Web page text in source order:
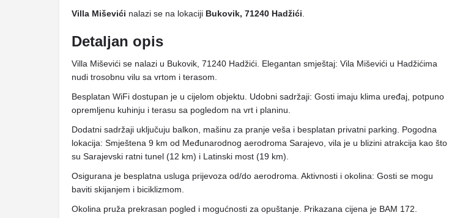
Villa Miševići nalazi se na lokaciji Bukovik, 71240 Hadžići
Detaljan opis
Villa Miševići se nalazi u Bukovik, 71240 Hadžići. Elegantan smještaj: Vila Miševići u Hadžićima
nudi trosobnu vilu sa vrtom i terasom.
Besplatan WiFi dostupan je u cijelom objektu. Udobni sadržaji: Gosti imaju klima uređaj, potpuno
opremljenu kuhinju i terasu sa pogledom na vrt i planinu.
Dodatni sadržaji uključuju balkon, mašinu za pranje veša i besplatan privatni parking. Pogodna
lokacija: Smještena 9 km od Međunarodnog aerodroma Sarajevo, vila je u blizini atrakcija kao što
su Sarajevski ratni tunel (12 km) i Latinski most (19 km).
Osigurana je besplatna usluga prijevoza od/do aerodroma. Aktivnosti i okolina: Gosti se mogu
baviti skijanjem i biciklizmom.
Okolina pruža prekrasan pogled i mogućnosti za opuštanje. Prikazana cijena je BAM 172.